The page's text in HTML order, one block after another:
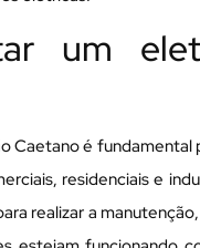
um
Caetano é
residenciais e
realizar a